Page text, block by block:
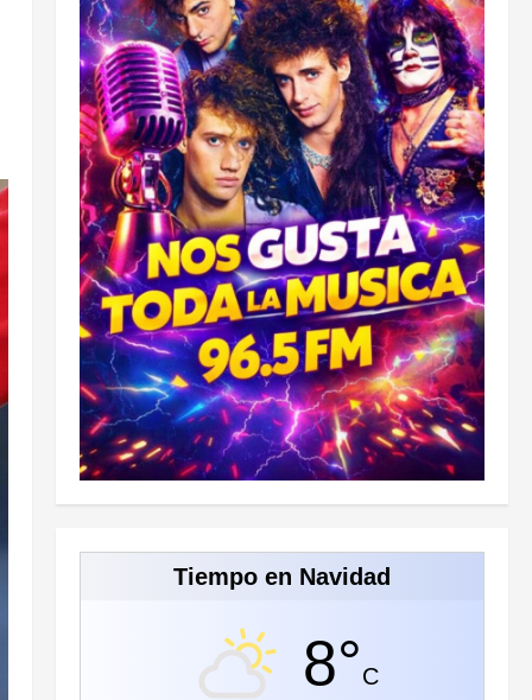
Tiempo en Navidad
8°C